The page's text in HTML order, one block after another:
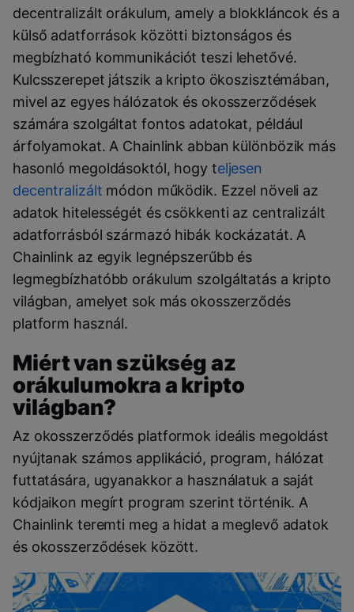
decentralizált orákulum, amely a blokkláncok és a
külső adatforrások közötti biztonságos és
megbízható kommunikációt teszi lehetővé.
Kulcsszerepet játszik a kripto ökoszisztémában,
mivel az egyes hálózatok és okosszerződések
számára szolgáltat fontos adatokat, például
árfolyamokat. A Chainlink abban különbözik más
hasonló megoldásoktól, hogy teljesen
decentralizált módon működik. Ezzel növeli az
adatok hitelességét és csökkenti az centralizált
adatforrásból származó hibák kockázatát. A
Chainlink az egyik legnépszerűbb és
legmegbízhatóbb orákulum szolgáltatás a kripto
világban, amelyet sok más okosszerződés
platform használ.
Miért van szükség az
orákulumokra a kripto
világban?
Az okosszerződés platformok ideális megoldást
nyújtanak számos applikáció, program, hálózat
futtatására, ugyanakkor a használatuk a saját
kódjaikon megírt program szerint történik. A
Chainlink teremti meg a hidat a meglevő adatok
és okosszerződések között.